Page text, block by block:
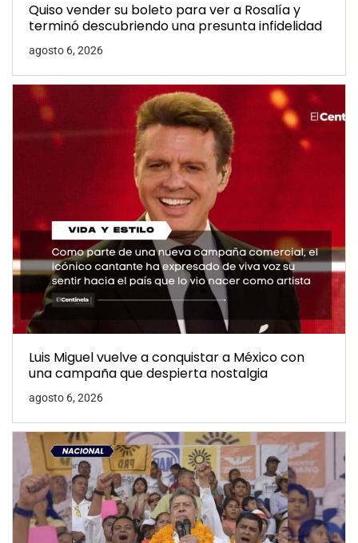
Quiso vender su boleto para ver a Rosalía y
terminó descubriendo una presunta infidelidad
agosto 6, 2026
Luis Miguel vuelve a conquistar a México con
una campaña que despierta nostalgia
agosto 6, 2026